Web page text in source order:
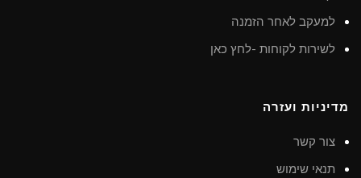
למעקב לאחר הזמנה
לשירות לקוחות -לחץ כאן
מדיניות ועזרה
צור קשר
תנאי שימוש